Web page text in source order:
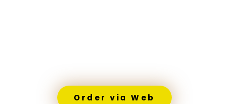
Order via Web